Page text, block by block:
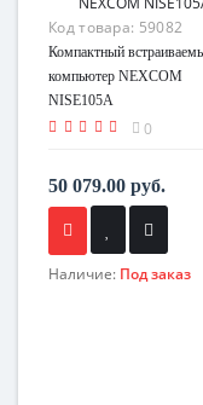
Код товара: 59082
Компактный
компьютер NEXCOM
NISE105A
0
50 079.00 руб.
Наличие: Под заказ